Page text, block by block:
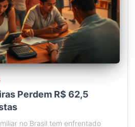
Perdem R$ 62,5
no Brasil tem enfrentado